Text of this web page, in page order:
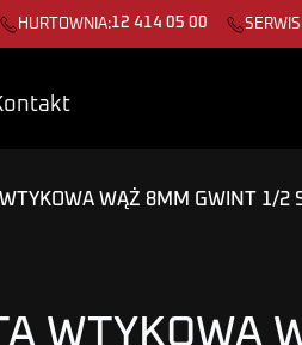
HURTOWNIA:12 414 05 00
WĄŻ 8MM GWINT 1/2
WTYKOWA